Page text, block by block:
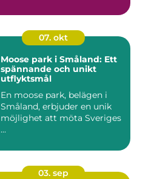
07. okt
Moose park i Småland: Ett
spännande och unikt
utflyktsmål
En moose park, belägen i
Småland, erbjuder en unik
möjlighet att möta Sveriges
...
03. sep